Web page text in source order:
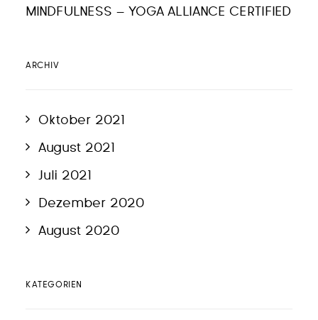
MINDFULNESS – YOGA ALLIANCE CERTIFIED
ARCHIV
Oktober 2021
August 2021
Juli 2021
Dezember 2020
August 2020
KATEGORIEN